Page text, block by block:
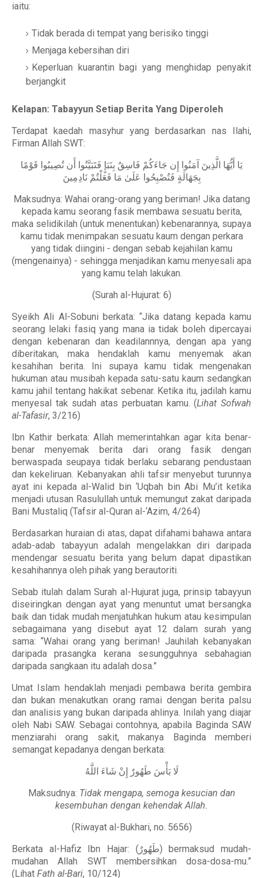
iaitu:
Tidak berada di tempat yang berisiko tinggi
Menjaga kebersihan diri
Keperluan kuarantin bagi yang menghidap penyakit
berjangkit
Kelapan: Tabayyun Setiap Berita Yang Diperoleh
Terdapat kaedah masyhur yang berdasarkan nas Ilahi,
Firman Allah SWT:
يَا أَيُّهَا الَّذِينَ آمَنُوا إِن جَاءَكُمْ فَاسِقٌ بِنَبَإٍ فَتَبَيَّنُوا أَن تُصِيبُوا قَوْمًا
بِجَهَالَةٍ فَتُصْبِحُوا عَلَىٰ مَا فَعَلْتُمْ نَادِمِينَ
Maksudnya: Wahai orang-orang yang beriman! Jika datang
kepada kamu seorang fasik membawa sesuatu berita,
maka selidikilah (untuk menentukan) kebenarannya, supaya
kamu tidak menimpakan sesuatu kaum dengan perkara
yang tidak diingini - dengan sebab kejahilan kamu
(mengenainya) - sehingga menjadikan kamu menyesali apa
yang kamu telah lakukan.
(Surah al-Hujurat: 6)
Syeikh Ali Al-Sobuni berkata: “Jika datang kepada kamu
seorang lelaki fasiq yang mana ia tidak boleh dipercayai
dengan kebenaran dan keadilannnya, dengan apa yang
diberitakan, maka hendaklah kamu menyemak akan
kesahihan berita. Ini supaya kamu tidak mengenakan
hukuman atau musibah kepada satu-satu kaum sedangkan
kamu jahil tentang hakikat sebenar. Ketika itu, jadilah kamu
menyesal tak sudah atas perbuatan kamu. (Lihat Sofwah
al-Tafasir, 3/216)
Ibn Kathir berkata: Allah memerintahkan agar kita benar-
benar menyemak berita dari orang fasik dengan
berwaspada seupaya tidak berlaku sebarang pendustaan
dan kekeliruan. Kebanyakan ahli tafsir menyebut turunnya
ayat ini kepada al-Walid bin ‘Uqbah bin Abi Mu’it ketika
menjadi utusan Rasulullah untuk memungut zakat daripada
Bani Mustaliq (Tafsir al-Quran al-‘Azim, 4/264)
Berdasarkan huraian di atas, dapat difahami bahawa antara
adab-adab tabayyun adalah mengelakkan diri daripada
mendengar sesuatu berita yang belum dapat dipastikan
kesahihannya oleh pihak yang berautoriti.
Sebab itulah dalam Surah al-Hujurat juga, prinsip tabayyun
diseiringkan dengan ayat yang menuntut umat bersangka
baik dan tidak mudah menjatuhkan hukum atau kesimpulan
sebagaimana yang disebut ayat 12 dalam surah yang
sama: “Wahai orang yang beriman! Jauhilah kebanyakan
daripada prasangka kerana sesungguhnya sebahagian
daripada sangkaan itu adalah dosa.”
Umat Islam hendaklah menjadi pembawa berita gembira
dan bukan menakutkan orang ramai dengan berita palsu
dan analisis yang bukan daripada ahlinya. Inilah yang diajar
oleh Nabi SAW. Sebagai contohnya, apabila Baginda SAW
menziarahi orang sakit, makanya Baginda memberi
semangat kepadanya dengan berkata:
لَا بَأْسَ طَهُورٌ إِنْ شَاءَ اللَّهُ
Maksudnya: Tidak mengapa, semoga kesucian dan
kesembuhan dengan kehendak Allah.
(Riwayat al-Bukhari, no. 5656)
Berkata al-Hafiz Ibn Hajar: (طَهُورٌ) bermaksud mudah-
mudahan Allah SWT membersihkan dosa-dosa-mu.”
(Lihat Fath al-Bari, 10/124)